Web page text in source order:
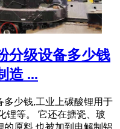
分级设备多少钱
造 ...
多少钱,工业上碳酸锂用于
锂等。 它还在搪瓷、玻
原料,也被加到电解制铝